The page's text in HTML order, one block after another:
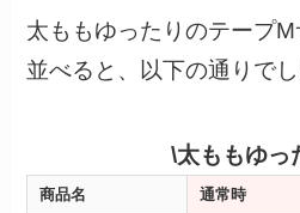
太ももゆったりのテープ
並べると、以下の通りでし
\太ももゆっ
商品名 通常時